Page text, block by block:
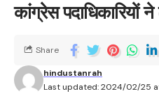
कांग्रेस पदाधिकारियों
Last updated: 2024/02/25 at
hindustanrah
Share